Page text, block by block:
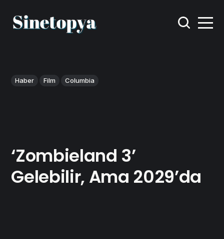
Haber Film Columbia
‘Zombieland 3’
Gelebilir, Ama 2029’da